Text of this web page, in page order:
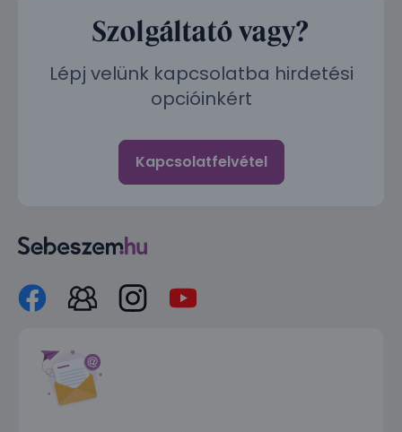
Szolgáltató vagy?
Lépj velünk kapcsolatba hirdetési
opcióinkért
Kapcsolatfelvétel